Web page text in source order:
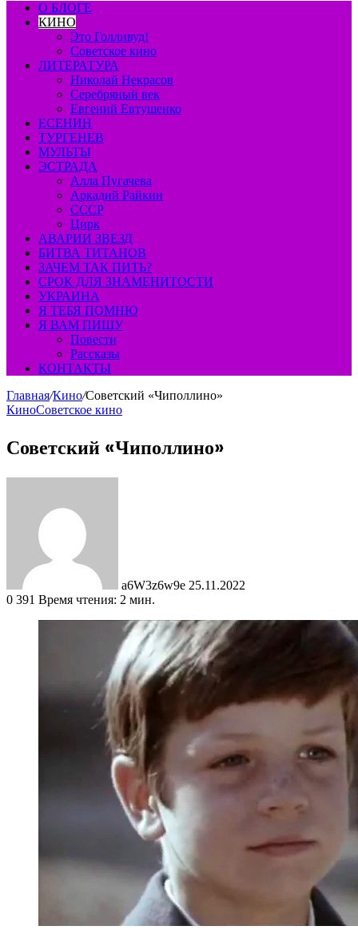
О БЛОГЕ
КИНО
Это Голливуд!
Советское кино
ЛИТЕРАТУРА
Николай Некрасов
Серебряный век
Евгений Евтушенко
ЕСЕНИН
ТУРГЕНЕВ
МУЛЬТЫ
ЭСТРАДА
Алла Пугачева
Аркадий Райкин
СССР
Цирк
АВАРИИ ЗВЕЗД
БИТВА ТИТАНОВ
ЗАЧЕМ ТАК ПИТЬ?
СРОК ДЛЯ ЗНАМЕНИТОСТИ
УКРАИНА
Я ТЕБЯ ПОМНЮ
Я ВАМ ПИШУ
Повести
Рассказы
КОНТАКТЫ
Главная/Кино/Советский «Чиполлино»
КиноСоветское кино
Советский «Чиполлино»
a6W3z6w9e 25.11.2022
0 391 Время чтения: 2 мин.